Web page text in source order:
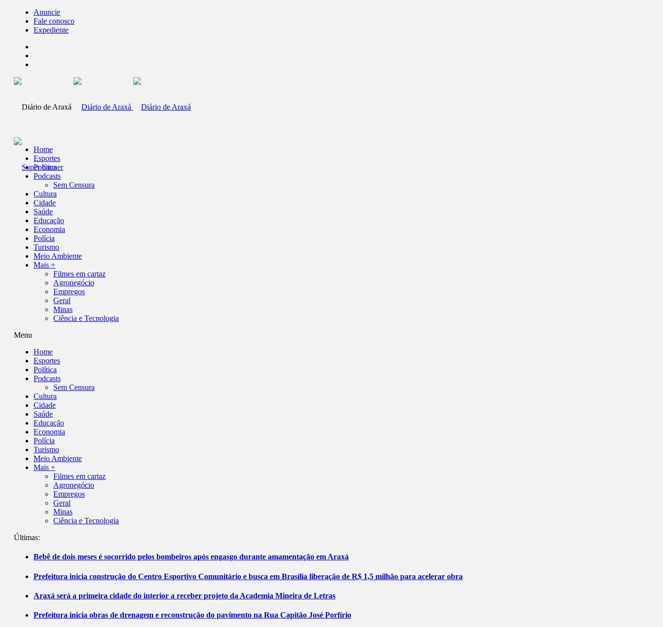
Anuncie
Fale conosco
Expediente
Home
Esportes
Política
Podcasts
Sem Censura
Cultura
Cidade
Saúde
Educação
Economia
Polícia
Turismo
Meio Ambiente
Mais +
Filmes em cartaz
Agronegócio
Empregos
Geral
Minas
Ciência e Tecnologia
Menu
Home
Esportes
Política
Podcasts
Sem Censura
Cultura
Cidade
Saúde
Educação
Economia
Polícia
Turismo
Meio Ambiente
Mais +
Filmes em cartaz
Agronegócio
Empregos
Geral
Minas
Ciência e Tecnologia
Últimas:
Bebê de dois meses é socorrido pelos bombeiros após engasgo durante amamentação em Araxá
Prefeitura inicia construção do Centro Esportivo Comunitário e busca em Brasília liberação de R$ 1,5 milhão para acelerar obra
Araxá será a primeira cidade do interior a receber projeto da Academia Mineira de Letras
Prefeitura inicia obras de drenagem e reconstrução do pavimento na Rua Capitão José Porfírio